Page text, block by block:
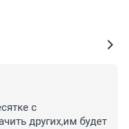
с
других,им будет